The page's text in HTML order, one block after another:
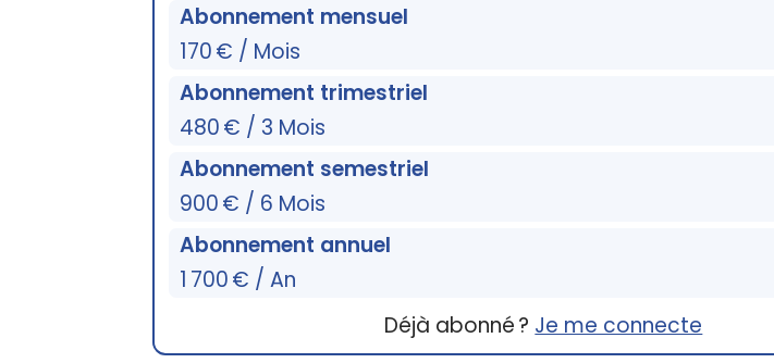
Abonnement mensuel
170 € / Mois
Abonnement trimestriel
480 € / 3 Mois
Abonnement semestriel
900 € / 6 Mois
Abonnement annuel
1 700 € / An
Déjà abonné ? Je me connecte